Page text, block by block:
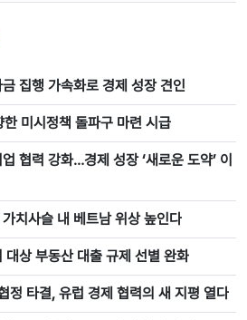
집행 가속화로 경제 성장 견인
한 미시정책 돌파구 마련 시급
협력 강화…경제 성장 ‘새로운 도약’ 이
치사슬 내 베트남 위상 높인다
대상 부동산 대출 규제 선별 완화
정 타결, 유럽 경제 협력의 새 지평 열다